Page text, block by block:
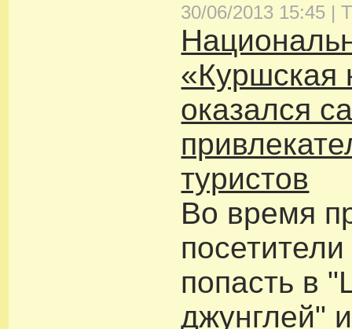
30/06/2013 15:45 |
«Куршская
оказался
туристов
Во время
попасть в
джунглей"